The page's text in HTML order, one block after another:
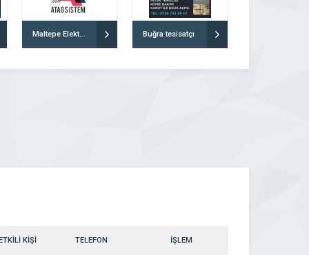
Maltepe Elektrikçi Atag Sistem Buğra tesisatçı
KİŞİ TELEFON İŞLEM